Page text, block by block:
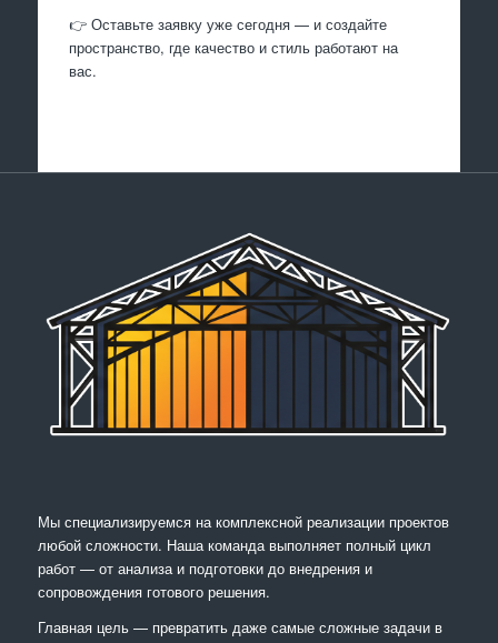
👉 Оставьте заявку уже сегодня — и создайте
пространство, где качество и стиль работают на
вас.
Мы специализируемся на комплексной реализации проектов
любой сложности. Наша команда выполняет полный цикл
работ — от анализа и подготовки до внедрения и
сопровождения готового решения.
Главная цель — превратить даже самые сложные задачи в